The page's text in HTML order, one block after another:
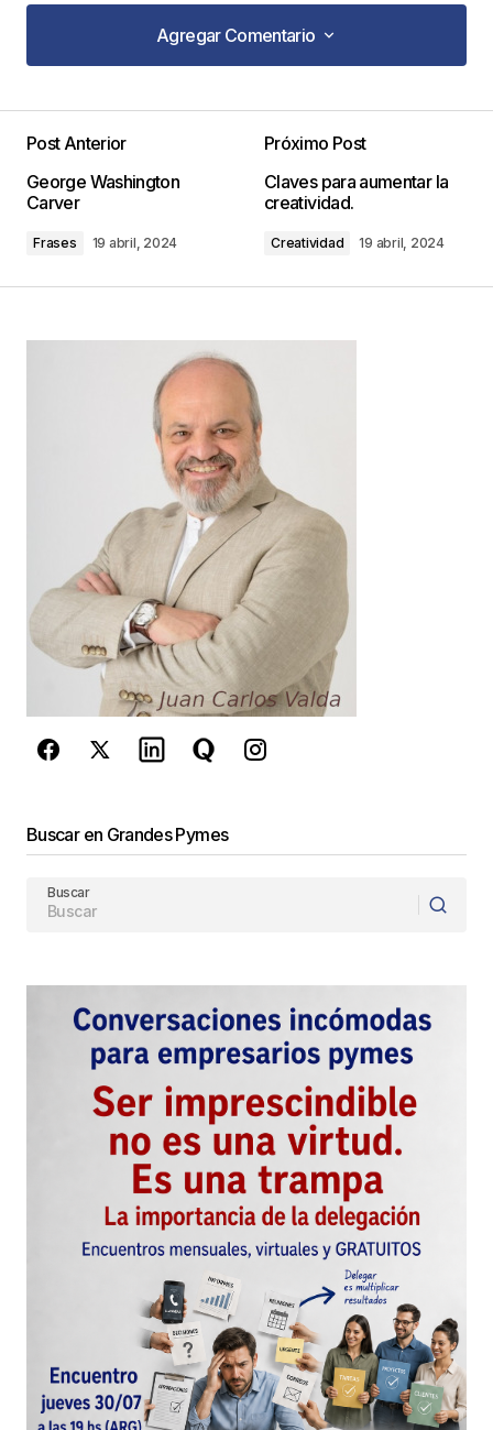
Agregar Comentario
Agregar Comentario
publicada. Los campos obligatorios están
marcados con
*
Guarda mi nombre, correo electrónico y web en
este navegador para la próxima vez que
comente.
Este sitio esta protegido por
reCAPTCHA y la Política de
privacidad y los Términos del servicio
Post Anterior
George Washington
Carver
Frases 19 abril, 2024
Próximo Post
Claves para aumentar la
creatividad.
Creatividad 19 abril, 2024
Buscar en Grandes Pymes
Buscar